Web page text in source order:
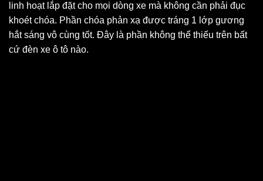
linh hoạt lắp đặt cho mọi dòng xe mà không cần phải đục
khoét chóa. Phần chóa phản xạ được tráng 1 lớp gương
hắt sáng vô cùng tốt. Đây là phần không thể thiếu trên bất
cứ đèn xe ô tô nào.